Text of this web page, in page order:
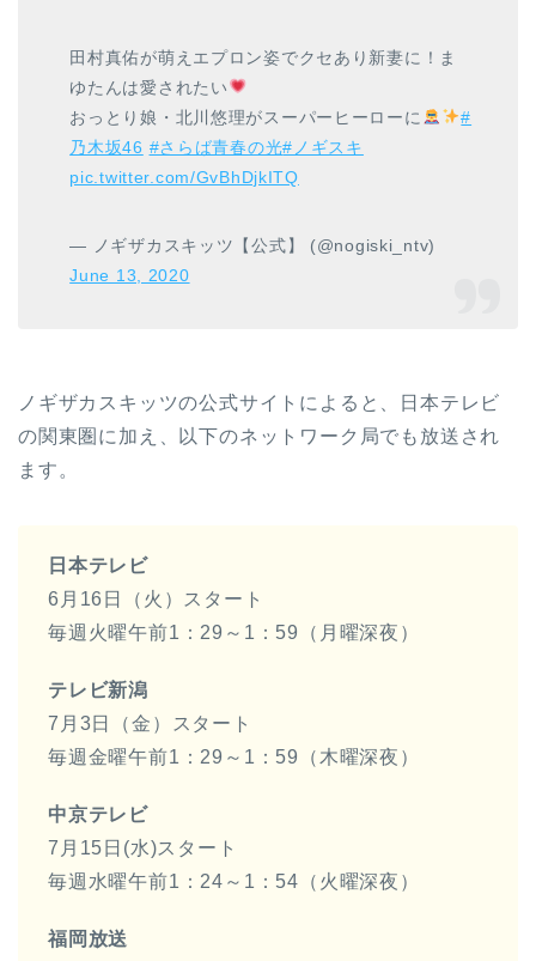
田村真佑が萌えエプロン姿でクセあり新妻に！ま
ゆたんは愛されたい
おっとり娘・北川悠理がスーパーヒーローに
#
乃木坂46 #さらば青春の光#ノギスキ
pic.twitter.com/GvBhDjkITQ
— ノギザカスキッツ【公式】 (@nogiski_ntv)
June 13, 2020
ノギザカスキッツの公式サイトによると、日本テレビ
の関東圏に加え、以下のネットワーク局でも放送され
ます。
日本テレビ
6月16日（火）スタート
毎週火曜午前1：29～1：59（月曜深夜）
テレビ新潟
7月3日（金）スタート
毎週金曜午前1：29～1：59（木曜深夜）
中京テレビ
7月15日(水)スタート
毎週水曜午前1：24～1：54（火曜深夜）
福岡放送